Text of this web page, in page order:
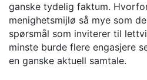
ganske tydelig faktum.
menighetsmijlø så mye som
spørsmål som inviterer til
minste burde flere engasjere
en ganske aktuell samtale.